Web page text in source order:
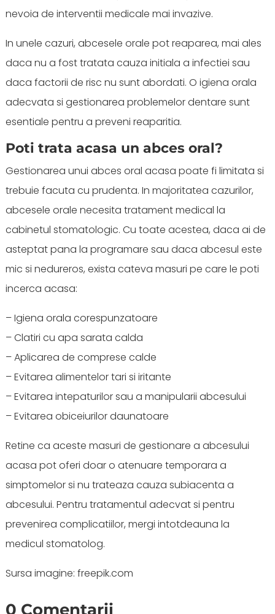
nevoia de interventii medicale mai invazive.
In unele cazuri, abcesele orale pot reaparea, mai ales
daca nu a fost tratata cauza initiala a infectiei sau
daca factorii de risc nu sunt abordati. O igiena orala
adecvata si gestionarea problemelor dentare sunt
esentiale pentru a preveni reaparitia.
Poti trata acasa un abces oral?
Gestionarea unui abces oral acasa poate fi limitata si
trebuie facuta cu prudenta. In majoritatea cazurilor,
abcesele orale necesita tratament medical la
cabinetul stomatologic. Cu toate acestea, daca ai de
asteptat pana la programare sau daca abcesul este
mic si nedureros, exista cateva masuri pe care le poti
incerca acasa:
– Igiena orala corespunzatoare
– Clatiri cu apa sarata calda
– Aplicarea de comprese calde
– Evitarea alimentelor tari si iritante
– Evitarea intepaturilor sau a manipularii abcesului
– Evitarea obiceiurilor daunatoare
Retine ca aceste masuri de gestionare a abcesului
acasa pot oferi doar o atenuare temporara a
simptomelor si nu trateaza cauza subiacenta a
abcesului. Pentru tratamentul adecvat si pentru
prevenirea complicatiilor, mergi intotdeauna la
medicul stomatolog.
Sursa imagine: freepik.com
0 Comentarii